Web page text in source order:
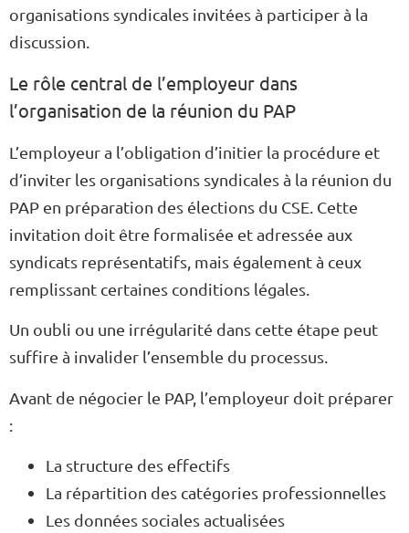
organisations syndicales invitées à participer à la
discussion.
Le rôle central de l’employeur dans
l’organisation de la réunion du PAP
L’employeur a l’obligation d’initier la procédure et
d’inviter les organisations syndicales à la réunion du
PAP en préparation des élections du CSE. Cette
invitation doit être formalisée et adressée aux
syndicats représentatifs, mais également à ceux
remplissant certaines conditions légales.
Un oubli ou une irrégularité dans cette étape peut
suffire à invalider l’ensemble du processus.
Avant de négocier le PAP, l’employeur doit préparer
:
La structure des effectifs
La répartition des catégories professionnelles
Les données sociales actualisées